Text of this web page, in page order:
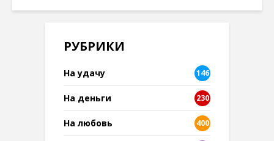
РУБРИКИ
На удачу 146
На деньги 230
На любовь 400